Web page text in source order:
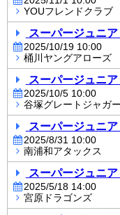
YOUフレンドクラブ
スーパージュニ
2025/10/19 10:00
桶川ヤングアローズ
スーパージュニ
2025/10/5 10:00
谷塚グレートジャガ
スーパージュニ
2025/8/31 10:00
南浦和アタックス
スーパージュニ
2025/5/18 14:00
宮原ドラゴンズ